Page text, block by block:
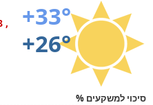
+33°
+26°
, 12.08
סיכוי למשקעים %